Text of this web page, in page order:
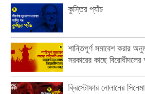
কুস্তির প্যাঁচ
শান্তিপূর্ণ সমাবেশ করার
সরকারের কাছে
ক্রিস্টোফার নোলানের